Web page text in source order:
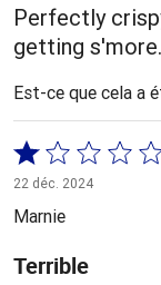
Perfectly
getting s'more.
Est-ce que cela a
Coté
1 sur
5
22 déc. 2024
Marnie
Terrible